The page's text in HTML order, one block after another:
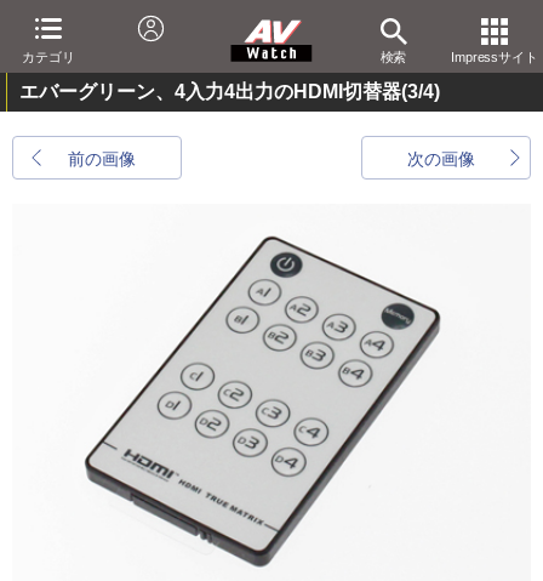
カテゴリ 検索 Impressサイト
エバーグリーン、4入力4出力のHDMI切替器(3/4)
前の画像 次の画像